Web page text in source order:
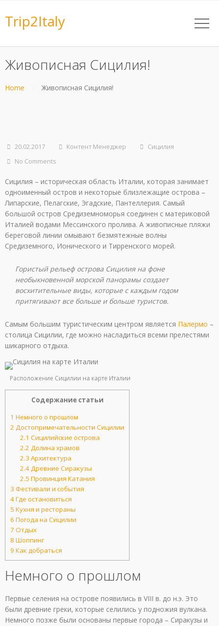
Trip2Italy
Живописная Сицилия!
Home Живописная Сицилия!
20.02.2017 Контент Менеджер
Сицилия
No Comments
Сицилия – историческая область Италии, которая занимает
одноименный остров и некоторые близлежащие острова –
Липарские, Пелагские, Эгадские, Пантеллерия. Самый
большой остров Средиземноморья соединен с материковой
Италией водами Мессинского пролива. А живописные пляжи
береговой линии омывают безмятежные волны
Средиземного, Ионического и Тирренского морей.
Гористый рельеф острова Сицилия на фоне
необыкновенной морской панорамы создает
восхитительные виды, которые с каждым годом
притягивают все больше и больше туристов.
Самым большим туристическим центром является Палермо –
столица Сицилии, где можно насладиться всеми прелестями
шикарного отдыха.
Расположение Сицилии на карте Италии
Содержание статьи
1 Немного о прошлом
2 Достопримечательности Сицилии
2.1 Сицилийские острова
2.2 Долина храмов
2.3 Архитектура
2.4Древние Сиракузы
2.5 Провинция Катания
3 Фестивали и события
4Где остановиться
5 Кухня и рестораны
6 Погода на Сицилии
7 Отдых
8 Шоппинг
9 Как добраться
Немного о прошлом
Первые селения на острове появились в VIII в. до н.э. Это
были древние греки, которые селились у подножия вулкана.
Немного позже были основаны первые города – Сиракузы и